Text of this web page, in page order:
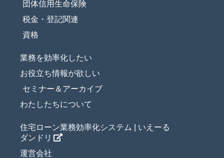
団体信用生命保険
税金・登記関連
資格
業務を効率化したい
お役立ち情報が欲しい
セミナー＆アーカイブ
わたしたちについて
住宅ローン業務効率化システム | いえーる
ダンドリ
運営会社